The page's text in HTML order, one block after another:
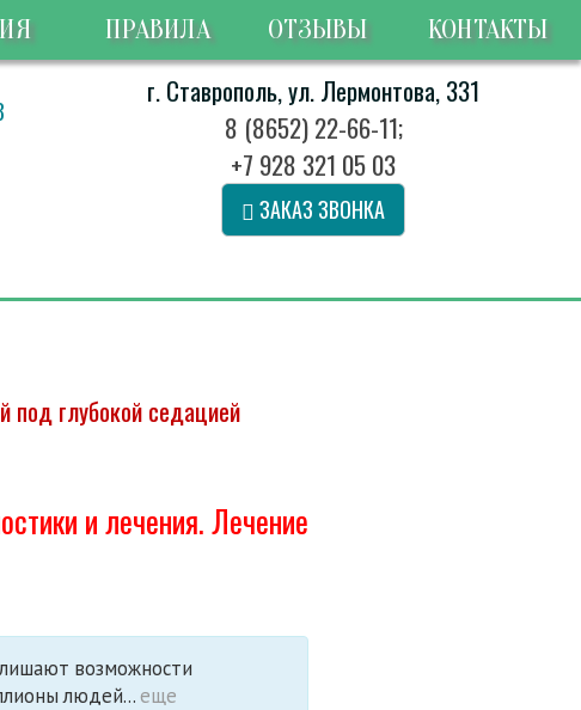
ПРАВИЛА ОТЗЫВЫ КОНТАКТЫ
г. Ставрополь, ул. Лермонтова, 331
8 (8652) 22-66-11;
+7 928 321 05 03
ЗАКАЗ ЗВОНКА
под глубокой седацией
и лечения. Лечение
возможности
людей...еще